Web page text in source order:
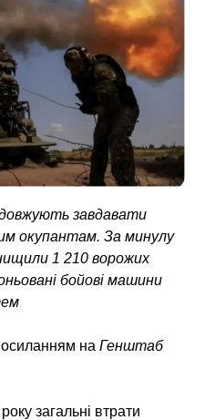
завдавати
окупантам. За минулу
1 210 ворожих
бойові машини
наГенштаб
загальні втрати